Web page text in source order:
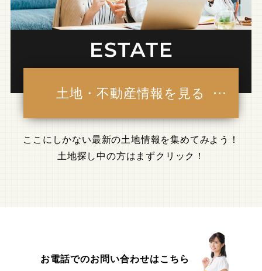
土地・不動産情報を見る
ここにしかない最新の土地情報を集めてみよう！
土地探し中の方はまずクリック！
お電話でのお問い合わせはこちら